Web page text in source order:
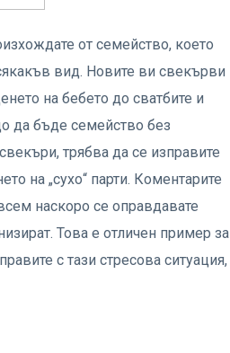
от семейство, което
вид. Новите ви свекърви
на бебето до сватбите и
да бъде семейство без
трябва да се изправите
на „сухо“ парти. Коментарите
наскоро се оправдавате
Това е отличен пример за
с тази стресова ситуация,